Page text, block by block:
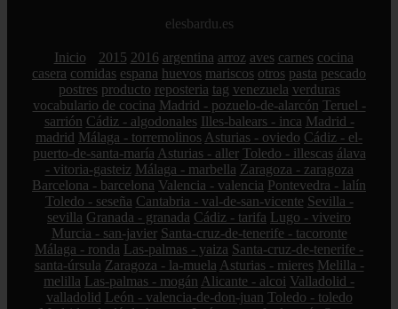
elesbardu.es
Inicio 2015 2016 argentina arroz aves carnes cocina
casera comidas espana huevos mariscos otros pasta pescado
postres producto reposteria tag venezuela verduras
vocabulario de cocina Madrid - pozuelo-de-alarcón Teruel -
sarrión Cádiz - algodonales Illes-balears - inca Madrid -
madrid Málaga - torremolinos Asturias - oviedo Cádiz - el-
puerto-de-santa-maría Asturias - aller Toledo - illescas álava
- vitoria-gasteiz Málaga - marbella Zaragoza - zaragoza
Barcelona - barcelona Valencia - valencia Pontevedra - lalín
Toledo - seseña Cantabria - val-de-san-vicente Sevilla -
sevilla Granada - granada Cádiz - tarifa Lugo - viveiro
Murcia - san-javier Santa-cruz-de-tenerife - tacoronte
Málaga - ronda Las-palmas - yaiza Santa-cruz-de-tenerife -
santa-úrsula Zaragoza - la-muela Asturias - mieres Melilla -
melilla Las-palmas - mogán Alicante - alcoi Valladolid -
valladolid León - valencia-de-don-juan Toledo - toledo